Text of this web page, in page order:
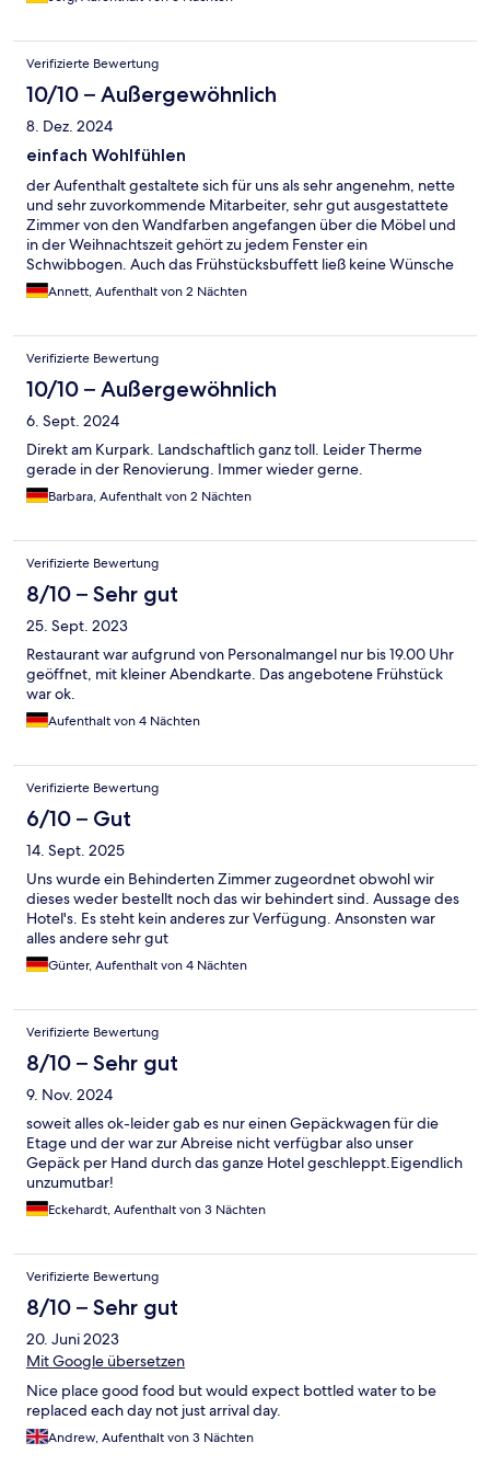
Verifizierte Bewertung
10/10 – Außergewöhnlich
8. Dez. 2024
einfach Wohlfühlen
der Aufenthalt gestaltete sich für uns als sehr angenehm, nette
und sehr zuvorkommende Mitarbeiter, sehr gut ausgestattete
Zimmer von den Wandfarben angefangen über die Möbel und
in der Weihnachtszeit gehört zu jedem Fenster ein
Schwibbogen. Auch das Frühstücksbuffett ließ keine Wünsche
offen.Annett, Aufenthalt von 2 Nächten
Verifizierte Bewertung
10/10 – Außergewöhnlich
6. Sept. 2024
Direkt am Kurpark. Landschaftlich ganz toll. Leider Therme
gerade in der Renovierung. Immer wieder gerne.
Barbara, Aufenthalt von 2 Nächten
Verifizierte Bewertung
8/10 – Sehr gut
25. Sept. 2023
Restaurant war aufgrund von Personalmangel nur bis 19.00 Uhr
geöffnet, mit kleiner Abendkarte. Das angebotene Frühstück
war ok.
Aufenthalt von 4 Nächten
Verifizierte Bewertung
6/10 – Gut
14. Sept. 2025
Uns wurde ein Behinderten Zimmer zugeordnet obwohl wir
dieses weder bestellt noch das wir behindert sind. Aussage des
Hotel's. Es steht kein anderes zur Verfügung. Ansonsten war
alles andere sehr gut
Günter, Aufenthalt von 4 Nächten
Verifizierte Bewertung
8/10 – Sehr gut
9. Nov. 2024
soweit alles ok-leider gab es nur einen Gepäckwagen für die
Etage und der war zur Abreise nicht verfügbar also unser
Gepäck per Hand durch das ganze Hotel geschleppt.Eigendlich
unzumutbar!
Eckehardt, Aufenthalt von 3 Nächten
Verifizierte Bewertung
8/10 – Sehr gut
20. Juni 2023
Mit Google übersetzen
Nice place good food but would expect bottled water to be
replaced each day not just arrival day.
Andrew, Aufenthalt von 3 Nächten